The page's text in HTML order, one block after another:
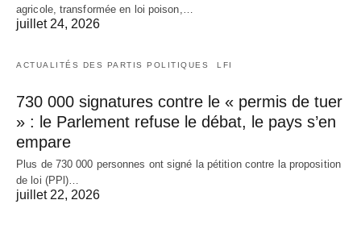
agricole, transformée en loi poison,…
juillet 24, 2026
ACTUALITÉS DES PARTIS POLITIQUES LFI
730 000 signatures contre le « permis de tuer
» : le Parlement refuse le débat, le pays s’en
empare
Plus de 730 000 personnes ont signé la pétition contre la proposition
de loi (PPl)…
juillet 22, 2026